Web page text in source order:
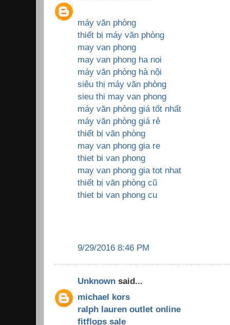
máy văn phòng
thiết bị máy văn phòng
may van phong
may van phong ha noi
máy văn phòng hà nội
siêu thị máy văn phòng
sieu thi may van phong
máy văn phòng giá tốt nhất
máy văn phòng giá rẻ
thiết bị văn phòng
may van phong gia re
thiet bi van phong
may van phong gia tot nhat
thiết bị văn phòng cũ
thiet bi van phong cu
9/29/2016 8:46 PM
Unknown said...
michael kors
ralph lauren outlet online
fitflops sale